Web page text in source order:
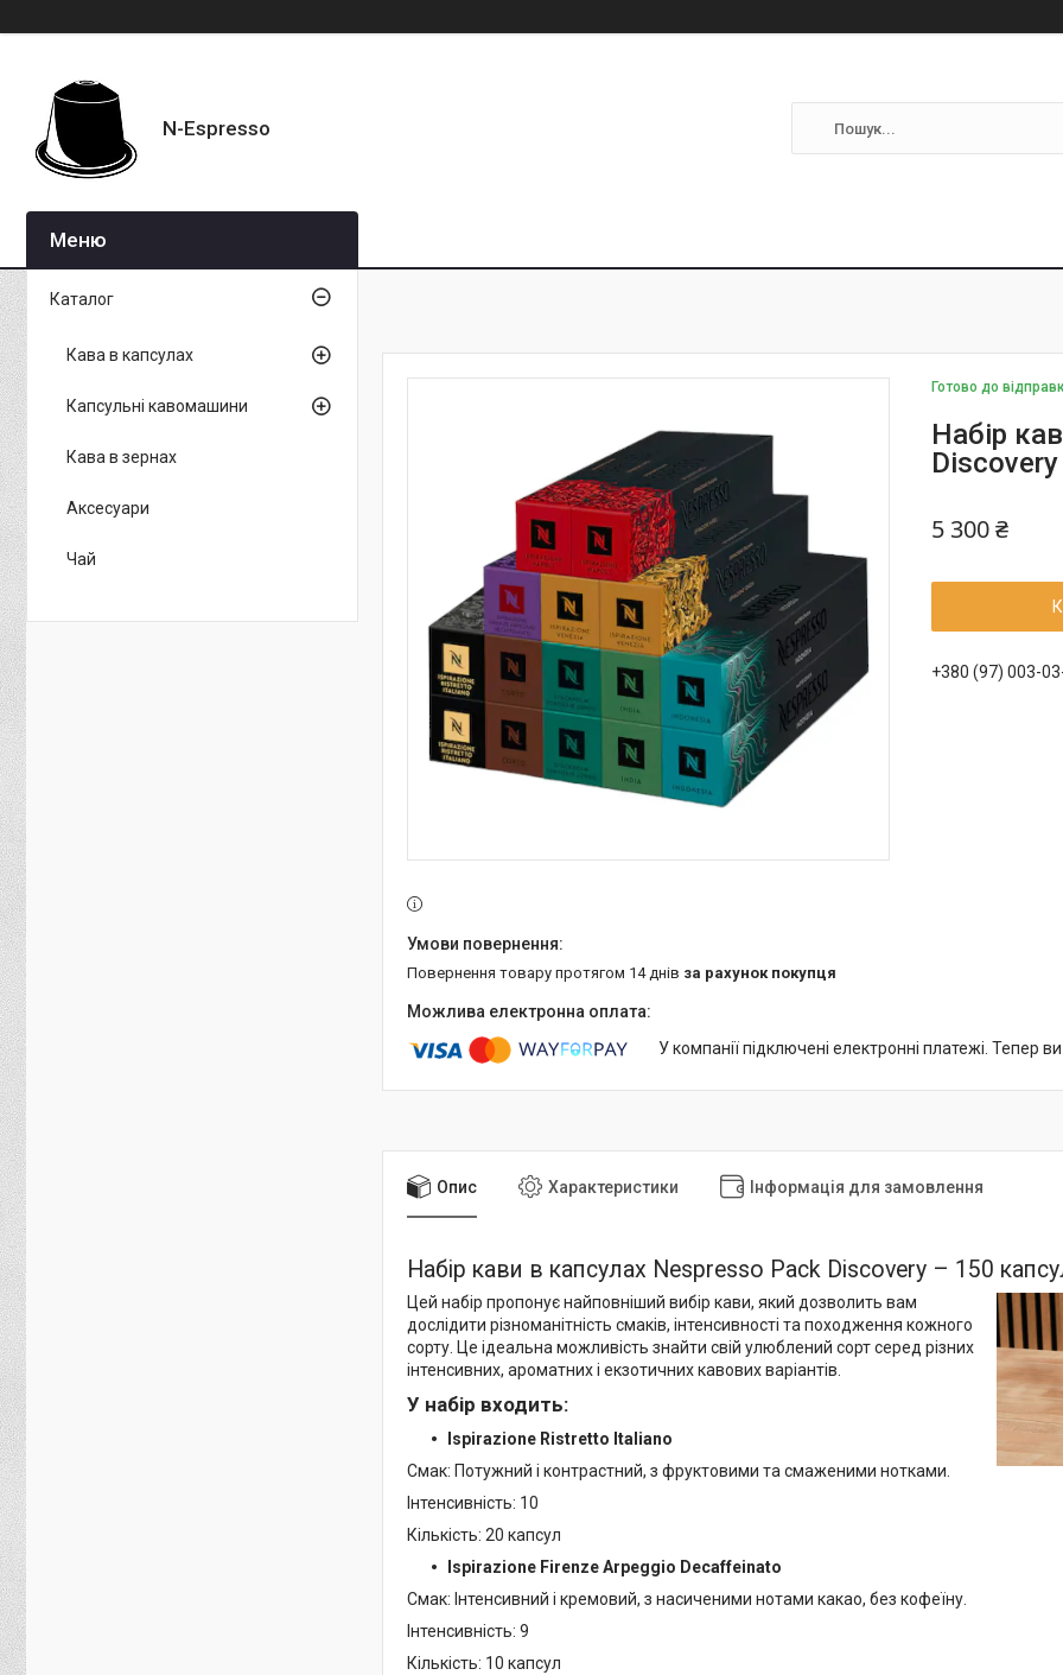
N-Espresso
Готово до
Набір
5 300 ₴
+380 (97) 003-
повернення товару протягом 14 днів за рахунок покупця
У компанії підключені електронні платежі.
Опис Характеристики Інформація для замовлення
Набір кави в капсулах Nespresso Pack Discovery – 150
Цей набір пропонує найповніший вибір кави, який дозволить вам
дослідити різноманітність смаків, інтенсивності та походження кожного
сорту. Це ідеальна можливість знайти свій улюблений сорт серед різних
інтенсивних, ароматних і екзотичних кавових варіантів.
У набір входить:
Ispirazione Ristretto Italiano
Смак: Потужний і контрастний, з фруктовими та смаженими нотками.
Інтенсивність: 10
Кількість: 20 капсул
Ispirazione Firenze Arpeggio Decaffeinato
Смак: Інтенсивний і кремовий, з насиченими нотами какао, без кофеїну.
Інтенсивність: 9
Кількість: 10 капсул
Каталог
Кава в капсулах
Капсульні кавомашини
Кава в зернах
Аксесуари
Чай